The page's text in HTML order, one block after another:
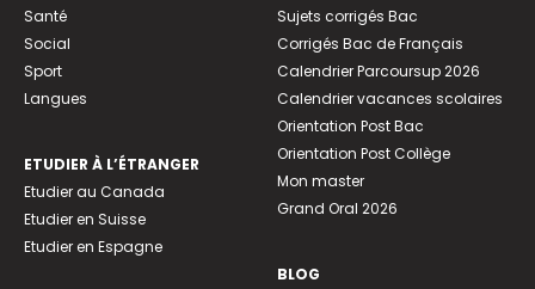
Santé
Social
Sport
Langues
ETUDIER À L’ÉTRANGER
Etudier au Canada
Etudier en Suisse
Etudier en Espagne
Sujets corrigés Bac
Corrigés Bac de Français
Calendrier Parcoursup 2026
Calendrier vacances scolaires
Orientation Post Bac
Orientation Post Collège
Mon master
Grand Oral 2026
BLOG